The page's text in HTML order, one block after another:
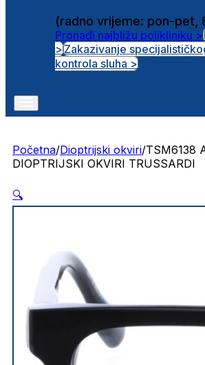
(radno vrijeme: pon-pet,
Pronađi najbližu polikliniku >
>Zakazivanje
kontrola sluha >
Početna/Dioptrijski okviri/TSM6138
DIOPTRIJSKI OKVIRI TRUSSARDI
🔍